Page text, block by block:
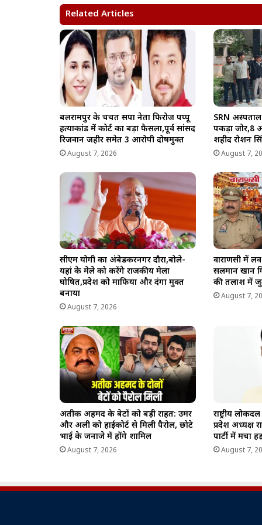
A
p
p
o
o
k
r
a
m
i
k
Related Articles
बलरामपुर के चर्चित सपा नेता फिरोज पप्पू
हत्याकांड में कोर्ट का बड़ा फैसला,पूर्व सांसद
रिजवान जहीर समेत 3 आरोपी दोषमुक्त
August 7, 2026
SRN
पकड़ा जोर,8
शहीद रोशन
August 7,
सीएम योगी का अंबेडकरनगर दौरा,बोले-
यहां के मेले को करेंगे राजकीय मेला
घोषित,प्रदेश को माफिया और दंगा मुक्त
बनाया
August 7, 2026
वाराणसी में
सलमान खान
की तलाश में
August 7,
अतीक अहमद के बेटों को बड़ी राहत: उमर
और अली को हाईकोर्ट से मिली पैरोल, छोटे
भाई के जनाजे में होंगे शामिल
August 7, 2026
राष्ट्रीय
प्रदेश अध्यक्ष
पार्टी में मचा
August 7,